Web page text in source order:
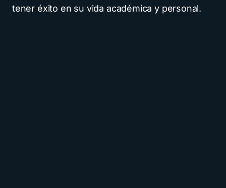
tener éxito en su vida académica y personal.